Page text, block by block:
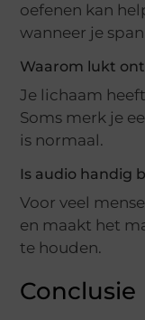
oefenen kan
wanneer je
Waarom lukt
Je lichaam
Soms merk je
is normaal.
Is audio handig
Voor veel
en maakt het
te houden.
Conclusie